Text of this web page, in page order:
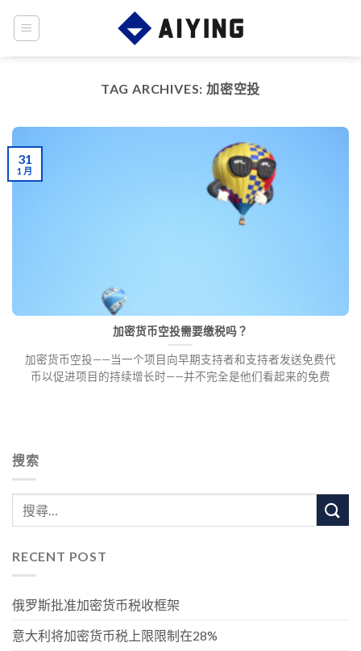
TAG ARCHIVES: 加密空投
搜索
RECENT POST
俄罗斯批准加密货币税收框架
意大利将加密货币税上限限制在28%
加密货币空投需要缴税吗？
加密货币空投——当一个项目向早期支持者和支持者发送免费代
币以促进项目的持续增长时——并不完全是他们看起来的免费
31
1 月